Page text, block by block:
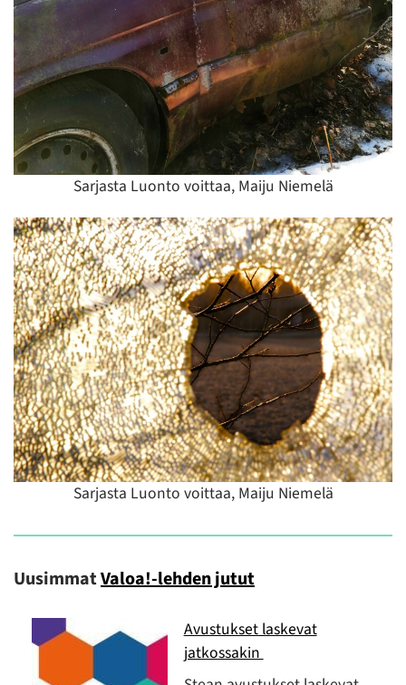
Sarjasta Luonto voittaa, Maiju Niemelä
Sarjasta Luonto voittaa, Maiju Niemelä
UusimmatValoa!-lehden jutut
Avustukset laskevat
jatkossakin